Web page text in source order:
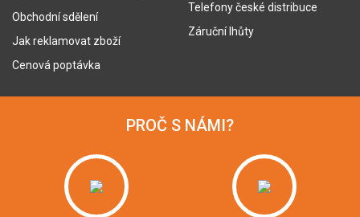
Obchodní sdělení
Jak reklamovat zboží
Cenová poptávka
Telefony české distribuce
Záruční lhůty
PROČ S NÁMI?